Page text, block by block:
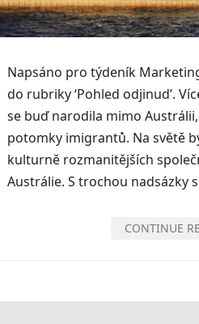
Napsáno pro týdeník
do rubriky ‘Pohled odjinud’.
se buď narodila mimo
potomky imigrantů. Na světě
kulturně rozmanitějších
Austrálie. S trochou nadsázky
CONTINUE